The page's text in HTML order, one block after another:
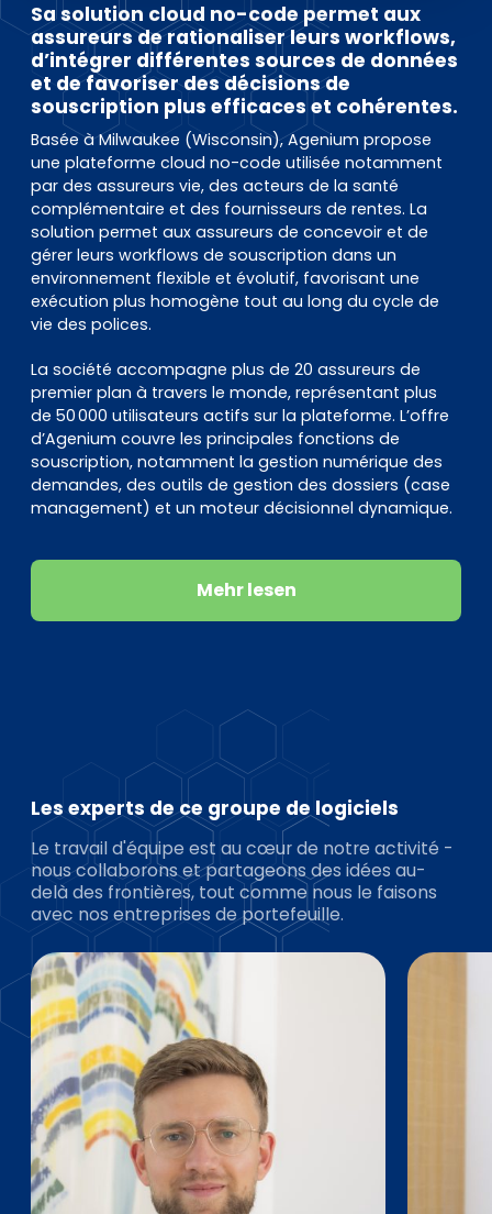
Accès investisseurs
Connexion Pulse
Sa solution cloud no-code permet aux
assureurs de rationaliser leurs workflows,
d’intégrer différentes sources de données
et de favoriser des décisions de
souscription plus efficaces et cohérentes.
Basée à Milwaukee (Wisconsin), Agenium propose
une plateforme cloud no-code utilisée notamment
par des assureurs vie, des acteurs de la santé
complémentaire et des fournisseurs de rentes. La
solution permet aux assureurs de concevoir et de
gérer leurs workflows de souscription dans un
environnement flexible et évolutif, favorisant une
exécution plus homogène tout au long du cycle de
vie des polices.
La société accompagne plus de 20 assureurs de
premier plan à travers le monde, représentant plus
de 50 000 utilisateurs actifs sur la plateforme. L’offre
d’Agenium couvre les principales fonctions de
souscription, notamment la gestion numérique des
demandes, des outils de gestion des dossiers (case
management) et un moteur décisionnel dynamique.
Mehr lesen
Les experts de ce groupe de logiciels
Le travail d'équipe est au cœur de notre activité -
nous collaborons et partageons des idées au-
delà des frontières, tout comme nous le faisons
avec nos entreprises de portefeuille.